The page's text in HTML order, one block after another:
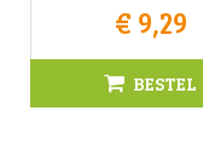
€ 9,29
BESTEL